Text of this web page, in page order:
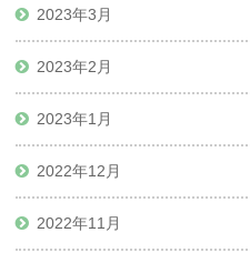
2023年3月
2023年2月
2023年1月
2022年12月
2022年11月